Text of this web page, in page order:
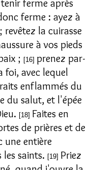
ferme après
ferme : ayez à
la cuirasse
à vos pieds
; [16] prenez par-
foi, avec lequel
enflammés du
du salut, et l'épée
[18] Faites en
de prières et de
une entière
saints. [19] Priez